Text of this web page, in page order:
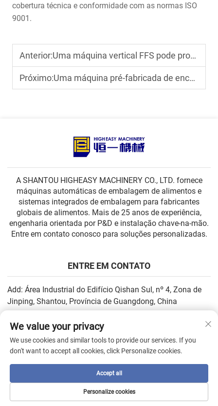
cobertura técnica e conformidade com as normas ISO
9001.
Anterior:Uma máquina vertical FFS pode processar tanto materiais em pó quanto em grânulos?
Próximo:Uma máquina pré-fabricada de enchimento e vedação de sacos pode manipular materiais granulares e líquidos?
A SHANTOU HIGHEASY MACHINERY CO., LTD. fornece
máquinas automáticas de embalagem de alimentos e
sistemas integrados de embalagem para fabricantes
globais de alimentos. Mais de 25 anos de experiência,
engenharia orientada por P&D e instalação chave-na-mão.
Entre em contato conosco para soluções personalizadas.
ENTRE EM CONTATO
Add: Área Industrial do Edifício Qishan Sul, nº 4, Zona de
Jinping, Shantou, Província de Guangdong, China
+86-13502930779
Política de Privacidade
We value your privacy
We use cookies and similar tools to provide our services. If you
don't want to accept all cookies, click Personalize cookies.
Personalize cookies
Accept all